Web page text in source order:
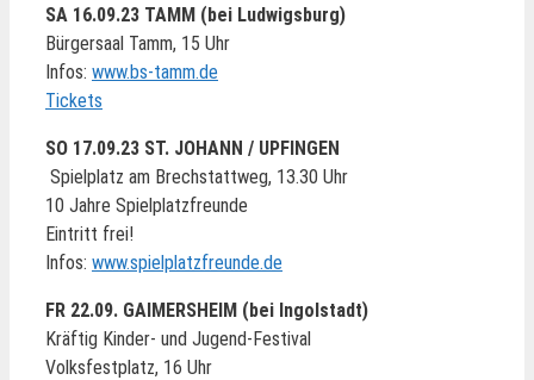
SA 16.09.23 TAMM (bei Ludwigsburg)
Bürgersaal Tamm, 15 Uhr
Infos: www.bs-tamm.de
Tickets
SO 17.09.23 ST. JOHANN / UPFINGEN
Spielplatz am Brechstattweg, 13.30 Uhr
10 Jahre Spielplatzfreunde
Eintritt frei!
Infos: www.spielplatzfreunde.de
FR 22.09. GAIMERSHEIM (bei Ingolstadt)
Kräftig Kinder- und Jugend-Festival
Volksfestplatz, 16 Uhr